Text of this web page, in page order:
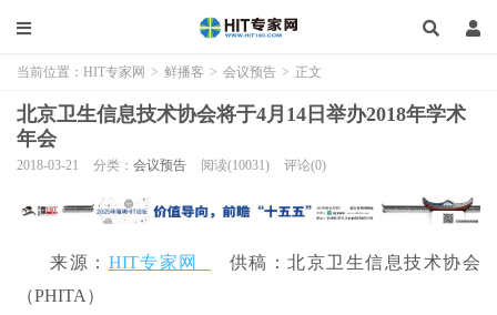
当前位置： HIT专家网 > 鲜播客 > 会议预告 > 正文
北京卫生信息技术协会将于4月14日举办2018年学术
年会
2018-03-21 分类： 会议预告 阅读(10031) 评论(0)
来源： HIT专家网
供稿：北京卫生信息技术协会
（PHITA）